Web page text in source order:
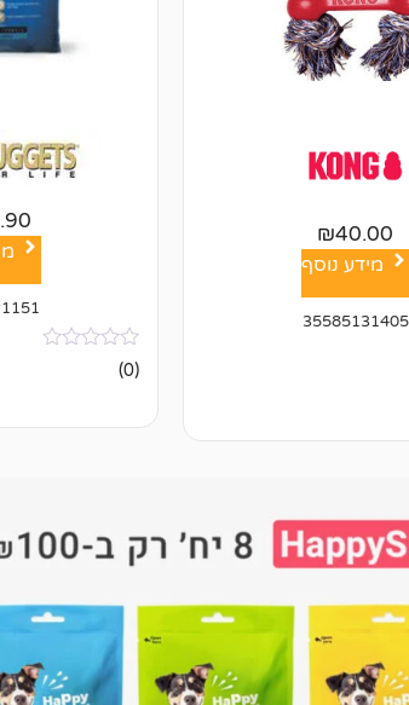
₪40.00
מידע נוסף
35585131405
אין
ביקורות
(0)